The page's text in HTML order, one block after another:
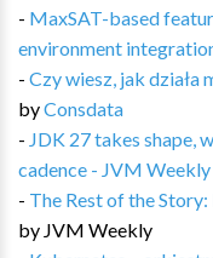
- MaxSAT-based
environment
- Czy wiesz, jak działa
byConsdata
- JDK 27 takes shape,
cadence - JVM
- The Rest of the
by JVM Weekly